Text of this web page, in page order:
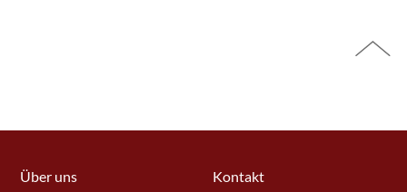
Über uns Kontakt